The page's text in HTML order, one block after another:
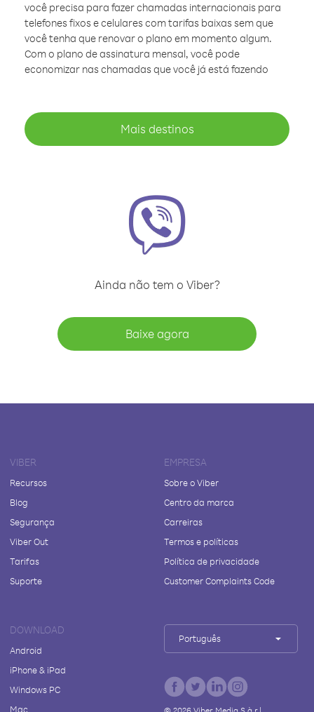
você precisa para fazer chamadas internacionais para
telefones fixos e celulares com tarifas baixas sem que
você tenha que renovar o plano em momento algum.
Com o plano de assinatura mensal, você pode
economizar nas chamadas que você já está fazendo
Mais destinos
Ainda não tem o Viber?
Baixe agora
VIBER
Recursos
Blog
Segurança
Viber Out
Tarifas
Suporte
EMPRESA
Sobre o Viber
Centro da marca
Carreiras
Termos e políticas
Política de privacidade
Customer Complaints Code
DOWNLOAD
Android
iPhone & iPad
Windows PC
Mac
Português